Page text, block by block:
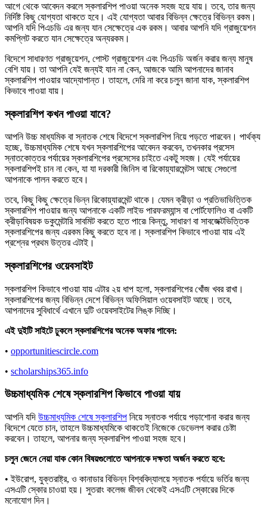
আগে থেকে আবেদন করলে স্কলারশিপ পাওয়া অনেক সহজ হয়ে যায়। তবে, তার জন্য
নির্দিষ্ট কিছু যোগ্যতা থাকতে হবে। এই যোগ্যতা আবার বিভিন্ন ক্ষেত্রে বিভিন্ন রকম।
আপনি যদি পিএচডি এর জন্য যান সেক্ষেত্রে এক রকম। আবার আপনি যদি গ্রাজুয়েশন
কমপ্লিট করতে যান সেক্ষেত্রে অন্যরকম।
বিদেশে সাধারণত গ্রাজুয়েশন, পোস্ট গ্রাজুয়েশন এবং পিএচডি অর্জন করার জন্য মানুষ
বেশি যায়। তা আপনি যেই জন্যই যান না কেন, আজকে আমি আপনাদের জানাব
স্কলারশিপ পাওয়ার আদ্যোপান্ত। তাহলে, দেরি না করে চলুন জানা যাক, স্কলারশিপ
কিভাবে পাওয়া যায়।
স্কলারশিপ কখন পাওয়া যাবে?
আপনি উচ্চ মাধ্যমিক বা স্নাতক শেষে বিদেশে স্কলারশিপ নিয়ে পড়তে পারবেন। পার্থক্য
হচ্ছে, উচ্চমাধ্যমিক শেষে যখন স্কলারশিপের আবেদন করবেন, তখনকার প্রসেস
স্নাতকোত্তর পর্যায়ের স্কলারশিপের প্রসেসের চাইতে একটু সহজ। যেই পর্যায়ের
স্কলারশিপই চান না কেন, যা যা দরকারী জিনিস বা রিকোয়্যারমেন্টস আছে সেগুলো
আপনাকে পালন করতে হবে।
তবে, কিছু কিছু ক্ষেত্রে ভিন্ন রিকোয়্যারমেন্ট থাকে। যেমন ক্রীড়া ও প্রতিভাভিত্তিক
স্কলারশিপ পাওয়ার জন্য আপনাকে একটি লাইভ পারফরম্যান্স বা পোর্টফোলিও বা একটি
ক্রীড়াবিষয়ক ডকুমেন্টারি সাবমিট করতে হতে পারে৷ কিন্তু, সাধারণ বা সাবজেক্টভিত্তিক
স্কলারশিপের জন্য এরকম কিছু করতে হবে না। স্কলারশিপ কিভাবে পাওয়া যায় এই
প্রশ্নের প্রথম উত্তর এটাই।
স্কলারশিপের ওয়েবসাইট
স্কলারশিপ কিভাবে পাওয়া যায় এটার ২য় ধাপ হলো, স্কলারশিপের খোঁজ খবর রাখা।
স্কলারশিপের জন্য বিভিন্ন দেশে বিভিন্ন অফিসিয়াল ওয়েবসাইট আছে। তবে,
আপনাদের সুবিধার্থে এখানে দুটি ওয়েবসাইটের লিঙ্ক দিচ্ছি।
এই দুইটি সাইটে ঢুকলে স্কলারশিপের অনেক অফার পাবেন:
• opportunitiescircle.com
• scholarships365.info
উচ্চমাধ্যমিক শেষে স্কলারশিপ কিভাবে পাওয়া যায়
আপনি যদি উচ্চমাধ্যমিক শেষে স্কলারশিপ নিয়ে স্নাতক পর্যায়ে পড়াশোনা করার জন্য
বিদেশে যেতে চান, তাহলে উচ্চমাধ্যমিকে থাকতেই নিজেকে ডেভেলপ করার চেষ্টা
করবেন। তাহলে, আপনার জন্য স্কলারশিপ পাওয়া সহজ হবে।
চলুন জেনে নেয়া যাক কোন বিষয়গুলোতে আপনাকে দক্ষতা অর্জন করতে হবে:
• ইউরোপ, যুক্তরাষ্ট্র, ও কানাডার বিভিন্ন বিশ্ববিদ্যালয়ে স্নাতক পর্যায়ে ভর্তির জন্য
এসএটি স্কোর চাওয়া হয়। সুতরাং কলেজ জীবন থেকেই এসএটি স্কোরের দিকে
মনোযোগ দিন।